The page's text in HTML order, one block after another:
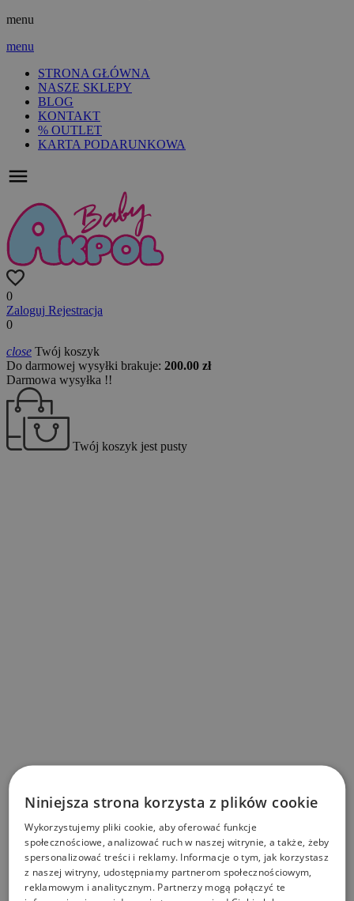
menu
menu
STRONA GŁÓWNA
NASZE SKLEPY
BLOG
KONTAKT
% OUTLET
KARTA PODARUNKOWA
0
Zaloguj Rejestracja
0
close Twój koszyk
Do darmowej wysyłki brakuje: 200.00 zł
Darmowa wysyłka !!
Twój koszyk jest pusty
Niniejsza strona korzysta z plików cookie
Wykorzystujemy pliki cookie, aby oferować funkcje
społecznościowe, analizować ruch w naszej witrynie, a także, żeby
spersonalizować treści i reklamy. Informacje o tym, jak korzystasz
z naszej witryny, udostępniamy partnerom społecznościowym,
reklamowym i analitycznym. Partnerzy mogą połączyć te